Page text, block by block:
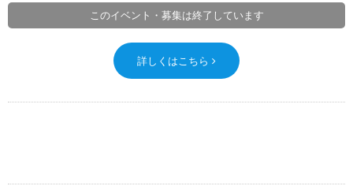
このイベント・募集は終了しています
詳しくはこちら